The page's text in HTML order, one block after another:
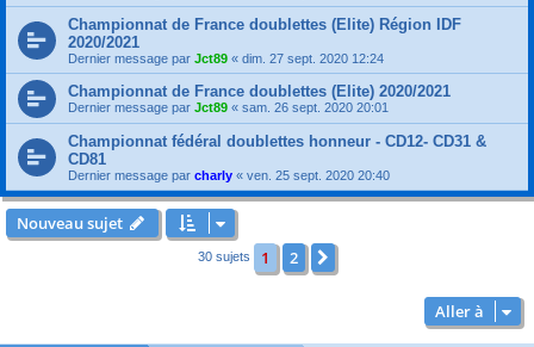
Championnat de France doublettes (Elite) Région IDF
2020/2021
Dernier message par Jct89 « dim. 27 sept. 2020 12:24
Championnat de France doublettes (Elite) 2020/2021
Dernier message par Jct89 « sam. 26 sept. 2020 20:01
Championnat fédéral doublettes honneur - CD12- CD31 &
CD81
Dernier message par charly « ven. 25 sept. 2020 20:40
Nouveau sujet
30 sujets 1 2
Aller à